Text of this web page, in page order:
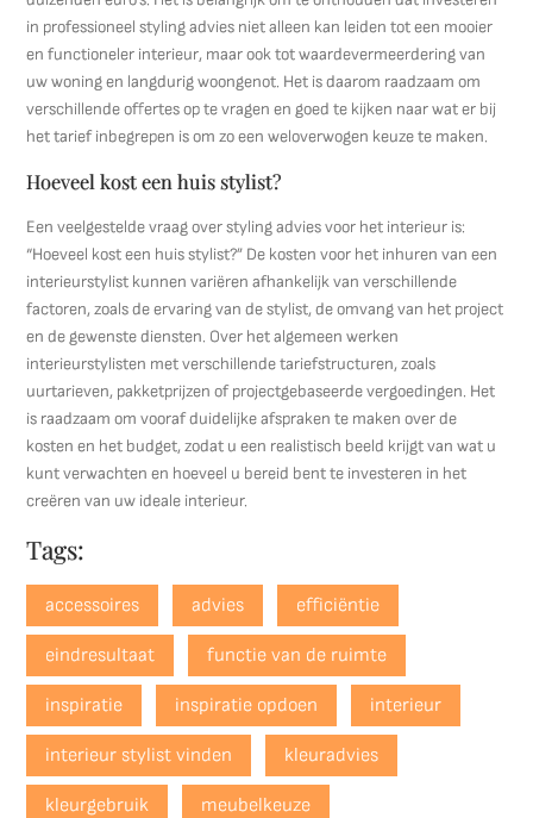
in professioneel styling advies niet alleen kan leiden tot een mooier
en functioneler interieur, maar ook tot waardevermeerdering van
uw woning en langdurig woongenot. Het is daarom raadzaam om
verschillende offertes op te vragen en goed te kijken naar wat er bij
het tarief inbegrepen is om zo een weloverwogen keuze te maken.
Hoeveel kost een huis stylist?
Een veelgestelde vraag over styling advies voor het interieur is:
“Hoeveel kost een huis stylist?” De kosten voor het inhuren van een
interieurstylist kunnen variëren afhankelijk van verschillende
factoren, zoals de ervaring van de stylist, de omvang van het project
en de gewenste diensten. Over het algemeen werken
interieurstylisten met verschillende tariefstructuren, zoals
uurtarieven, pakketprijzen of projectgebaseerde vergoedingen. Het
is raadzaam om vooraf duidelijke afspraken te maken over de
kosten en het budget, zodat u een realistisch beeld krijgt van wat u
kunt verwachten en hoeveel u bereid bent te investeren in het
creëren van uw ideale interieur.
Tags:
accessoires advies efficiëntie
eindresultaat functie van de ruimte
inspiratie inspiratie opdoen interieur
interieur stylist vinden kleuradvies
kleurgebruik meubelkeuze